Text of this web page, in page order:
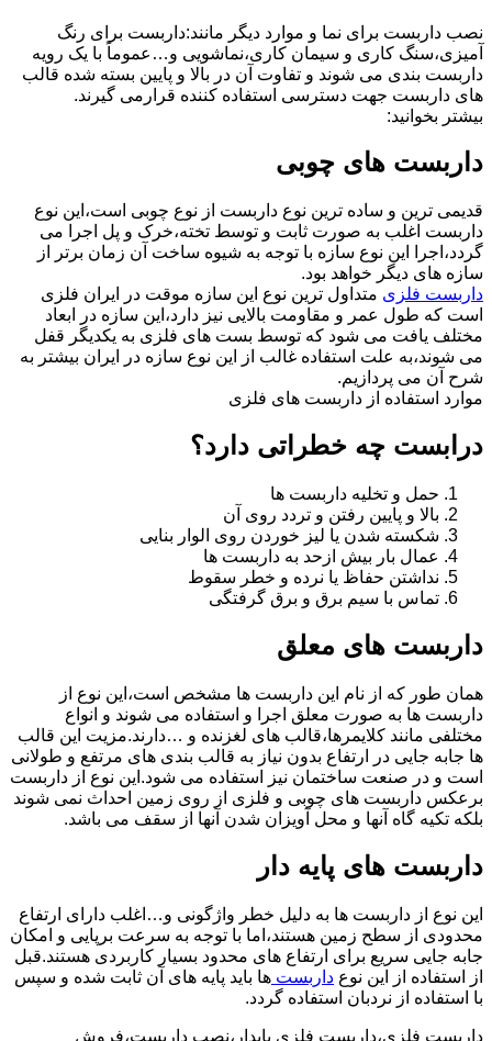
نصب داربست برای نما و موارد دیگر مانند:داربست برای رنگ
آمیزی،سنگ کاری و سیمان کاری،نماشویی و…عموماً با یک رویه
داربست بندی می شوند و تفاوت آن در بالا و پایین بسته شده قالب
های داربست جهت دسترسی استفاده کننده قرارمی گیرند.
بیشتر بخوانید:
داربست های چوبی
قدیمی ترین و ساده ترین نوع داربست از نوع چوبی است،این نوع
داربست اغلب به صورت ثابت و توسط تخته،خرک و پل اجرا می
گردد،اجرا این نوع سازه با توجه به شیوه ساخت آن زمان برتر از
سازه های دیگر خواهد بود.
داربست فلزی متداول ترین نوع این سازه موقت در ایران فلزی
است که طول عمر و مقاومت بالایی نیز دارد،این سازه در ابعاد
مختلف یافت می شود که توسط بست های فلزی به یکدیگر قفل
می شوند،به علت استفاده غالب از این نوع سازه در ایران بیشتر به
شرح آن می پردازیم.
موارد استفاده از داربست های فلزی
درابست چه خطراتی دارد؟
حمل و تخلیه داربست ها
بالا و پایین رفتن و تردد روی آن
شکسته شدن یا لیز خوردن روی الوار بنایی
عمال بار بیش ازحد به داربست ها
نداشتن حفاظ یا نرده و خطر سقوط
تماس با سیم برق و برق گرفتگی
داربست های معلق
همان طور که از نام این داربست ها مشخص است،این نوع از
داربست ها به صورت معلق اجرا و استفاده می شوند و انواع
مختلفی مانند کلایمرها،قالب های لغزنده و …دارند.مزیت این قالب
ها جابه جایی در ارتفاع بدون نیاز به قالب بندی های مرتفع و طولانی
است و در صنعت ساختمان نیز استفاده می شود.این نوع از داربست
برعکس داربست های چوبی و فلزی از روی زمین احداث نمی شوند
بلکه تکیه گاه آنها و محل آویزان شدن آنها از سقف می باشد.
داربست های پایه دار
این نوع از داربست ها به دلیل خطر واژگونی و…اغلب دارای ارتفاع
محدودی از سطح زمین هستند،اما با توجه به سرعت برپایی و امکان
جابه جایی سریع برای ارتفاع های محدود بسیار کاربردی هستند.قبل
از استفاده از این نوع داربست ها باید پایه های آن ثابت شده و سپس
با استفاده از نردبان استفاده گردد.
داربست فلزی،داربست فلزی پایدار،نصب داربست،فروش